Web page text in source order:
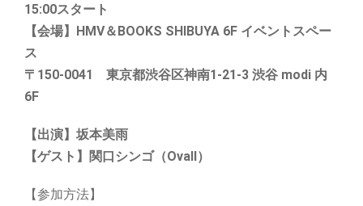
15:00スタート
【会場】HMV＆BOOKS SHIBUYA 6F イベントスペー
ス
〒150-0041 東京都渋谷区神南1-21-3 渋谷 modi 内
6F
【出演】坂本美雨
【ゲスト】関口シンゴ（Ovall）
【参加方法】